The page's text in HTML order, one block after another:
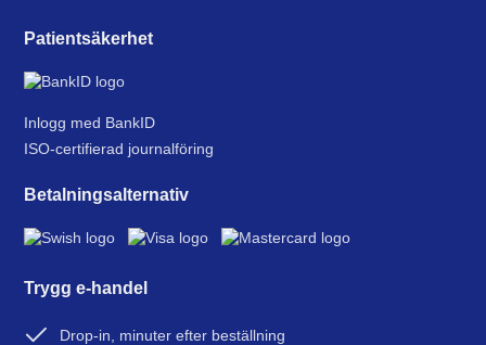
Patientsäkerhet
Inlogg med BankID
ISO-certifierad journalföring
Betalningsalternativ
Trygg e-handel
Drop-in, minuter efter beställning